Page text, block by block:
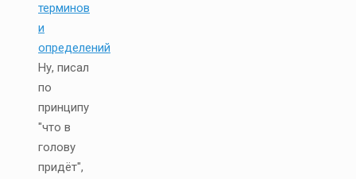
терминов
и
определений
Ну, писал
по
принципу
"что в
голову
придёт",